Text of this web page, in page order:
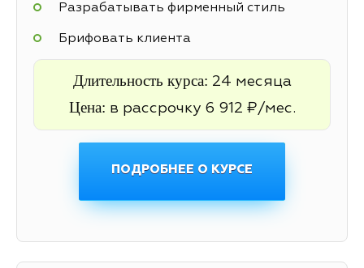
Разрабатывать фирменный стиль
Брифовать клиента
Длительность курса: 24 месяца
Цена: в рассрочку 6 912 ₽/мес.
ПОДРОБНЕЕ О КУРСЕ